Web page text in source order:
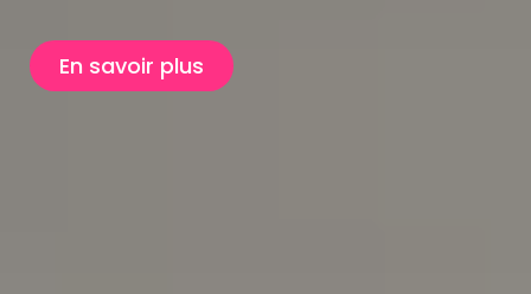
En savoir plus